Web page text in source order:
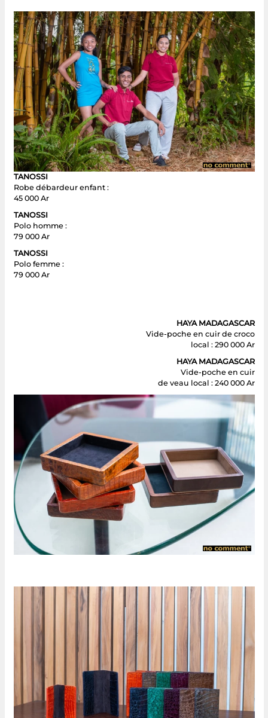
TANOSSI
Robe débardeur enfant :
45 000 Ar
TANOSSI
Polo homme :
79 000 Ar
TANOSSI
Polo femme :
79 000 Ar
HAYA MADAGASCAR
Vide-poche en cuir de croco
local : 290 000 Ar
HAYA MADAGASCAR
Vide-poche en cuir
de veau local : 240 000 Ar